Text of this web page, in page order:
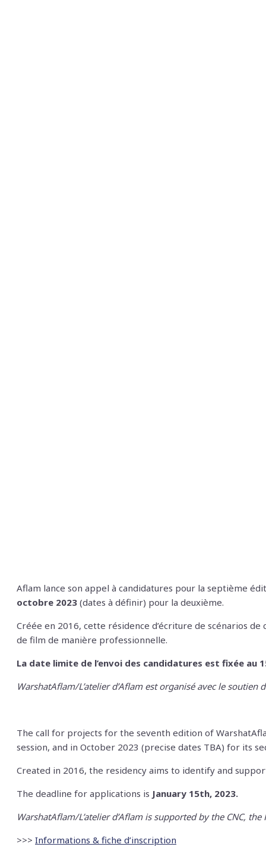
Aflam lance son appel à candidatures pour la septième
octobre 2023 (dates à définir) pour la deuxième.
Créée en 2016, cette résidence d’écriture de scénarios
de film de manière professionnelle.
La date limite de l’envoi des candidatures est fixée au
WarshatAflam/L’atelier d’Aflam est organisé avec le
The call for projects for the seventh edition of
session, and in October 2023 (precise dates TBA) for its
Created in 2016, the residency aims to identify and
The deadline for applications is January 15th, 2023.
WarshatAflam/L’atelier d’Aflam is supported by the CNC,
>>> Informations & fiche d’inscription